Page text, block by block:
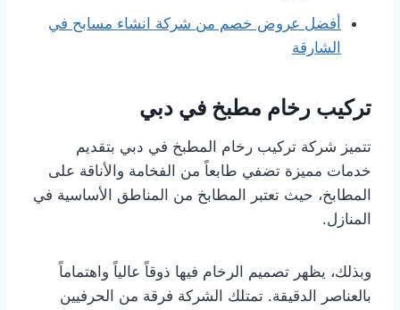
أفضل عروض خصم من شركة انشاء مسابح في
الشارقة
تركيب رخام مطبخ في دبي
تتميز شركة تركيب رخام المطبخ في دبي بتقديم
خدمات مميزة تضفي طابعاً من الفخامة والأناقة على
المطابخ، حيث تعتبر المطابخ من المناطق الأساسية في
المنازل.
وبذلك، يظهر تصميم الرخام فيها ذوقاً عالياً واهتماماً
بالعناصر الدقيقة. تمتلك الشركة فرقة من الحرفيين